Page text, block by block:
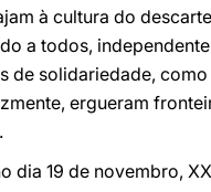
à cultura do
a todos,
de solidariedade,
ergueram
dia 19 de novembro,